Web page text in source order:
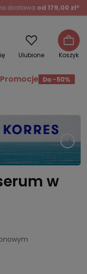
dostawa od 179,00 zł*
Ulubione Koszyk
Promocje
w